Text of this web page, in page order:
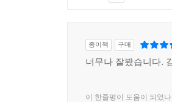
종이책 구매
너무나 잘봤습니다.
이 한줄평이 도움이 되었